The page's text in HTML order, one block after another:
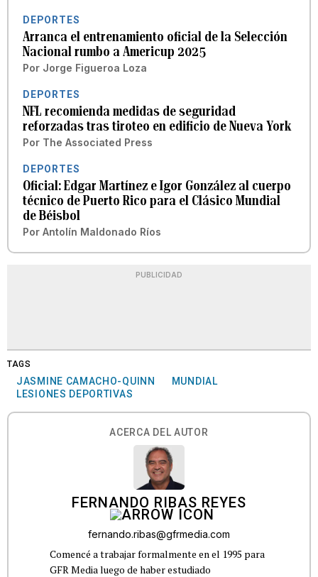
DEPORTES
Arranca el entrenamiento oficial de la Selección
Nacional rumbo a Americup 2025
Por Jorge Figueroa Loza
DEPORTES
NFL recomienda medidas de seguridad
reforzadas tras tiroteo en edificio de Nueva York
Por The Associated Press
DEPORTES
Oficial: Edgar Martínez e Igor González al cuerpo
técnico de Puerto Rico para el Clásico Mundial
de Béisbol
Por Antolín Maldonado Ríos
PUBLICIDAD
TAGS
JASMINE CAMACHO-QUINN
MUNDIAL
LESIONES DEPORTIVAS
ACERCA DEL AUTOR
FERNANDO RIBAS REYES
fernando.ribas@gfrmedia.com
Comencé a trabajar formalmente en el 1995 para
GFR Media luego de haber estudiado